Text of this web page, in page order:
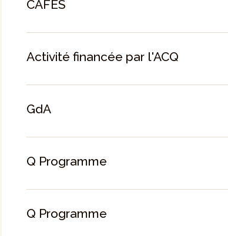
CAFES
Activité financée par l'ACQ
GdA
Q Programme
Q Programme